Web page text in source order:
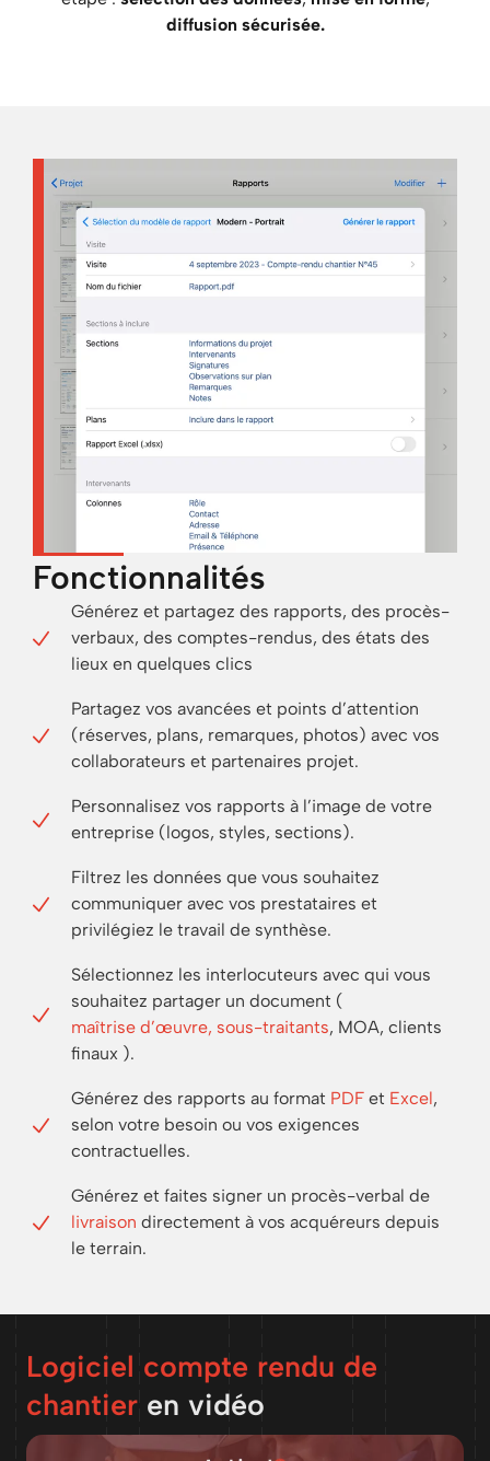
diffusion sécurisée.
Fonctionnalités
Générez et partagez des rapports, des procès-
verbaux, des comptes-rendus, des états des
lieux en quelques clics
Partagez vos avancées et points d’attention
(réserves, plans, remarques, photos) avec vos
collaborateurs et partenaires projet.
Personnalisez vos rapports à l’image de votre
entreprise (logos, styles, sections).
Filtrez les données que vous souhaitez
communiquer avec vos prestataires et
privilégiez le travail de synthèse.
Sélectionnez les interlocuteurs avec qui vous
souhaitez partager un document (
maîtrise d’œuvre, sous-traitants, MOA, clients
finaux ).
Générez des rapports au format PDFet Excel,
selon votre besoin ou vos exigences
contractuelles.
Générez et faites signer un procès-verbal de
livraison directement à vos acquéreurs depuis
le terrain.
Logiciel compte rendu de
chantier en vidéo